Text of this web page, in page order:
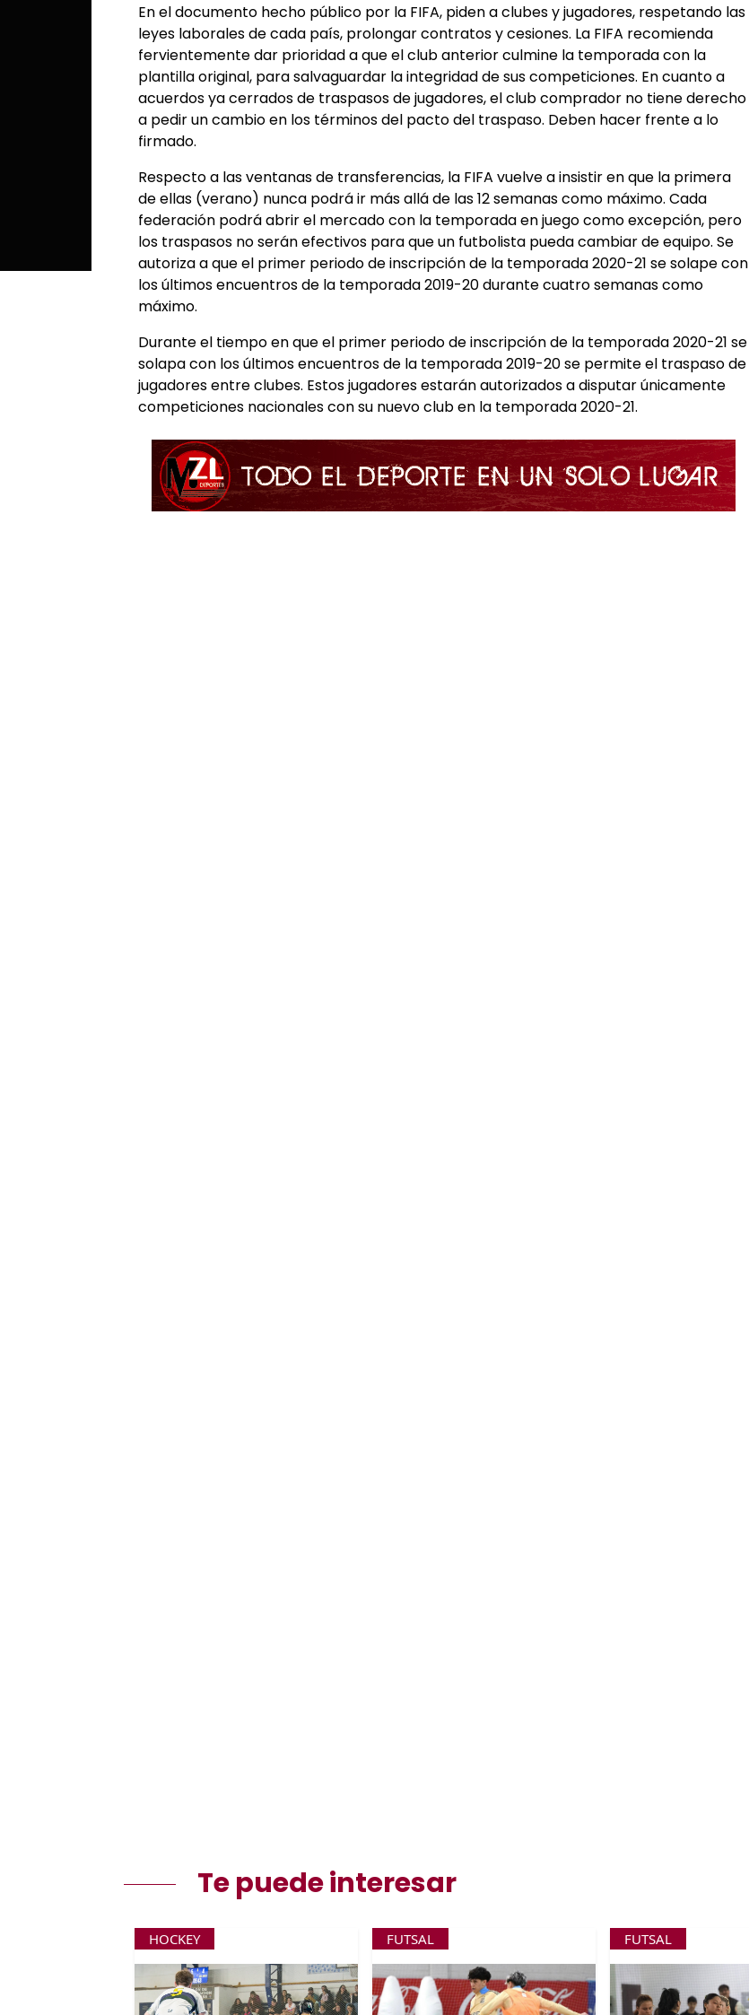
En el documento hecho público por la FIFA, piden a clubes y jugadores, respetando las
leyes laborales de cada país, prolongar contratos y cesiones. La FIFA recomienda
fervientemente dar prioridad a que el club anterior culmine la temporada con la
plantilla original, para salvaguardar la integridad de sus competiciones. En cuanto a
acuerdos ya cerrados de traspasos de jugadores, el club comprador no tiene derecho
a pedir un cambio en los términos del pacto del traspaso. Deben hacer frente a lo
firmado.
Respecto a las ventanas de transferencias, la FIFA vuelve a insistir en que la primera
de ellas (verano) nunca podrá ir más allá de las 12 semanas como máximo. Cada
federación podrá abrir el mercado con la temporada en juego como excepción, pero
los traspasos no serán efectivos para que un futbolista pueda cambiar de equipo. Se
autoriza a que el primer periodo de inscripción de la temporada 2020-21 se solape con
los últimos encuentros de la temporada 2019-20 durante cuatro semanas como
máximo.
Durante el tiempo en que el primer periodo de inscripción de la temporada 2020-21 se
solapa con los últimos encuentros de la temporada 2019-20 se permite el traspaso de
jugadores entre clubes. Estos jugadores estarán autorizados a disputar únicamente
competiciones nacionales con su nuevo club en la temporada 2020-21.
Te puede interesar
HOCKEY FUTSAL FUTSAL